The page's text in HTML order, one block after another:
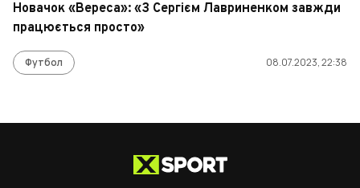
Новачок «Вереса»: «З Сергієм Лавриненком завжди
працюється просто»
Футбол 08.07.2023, 22:38